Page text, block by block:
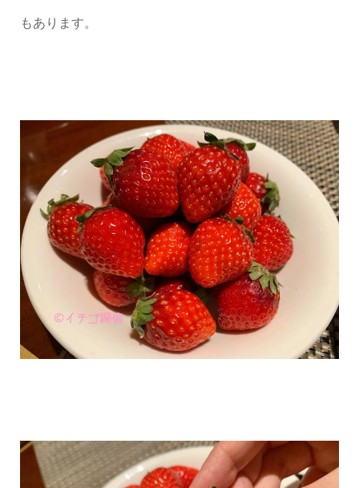
もあります。